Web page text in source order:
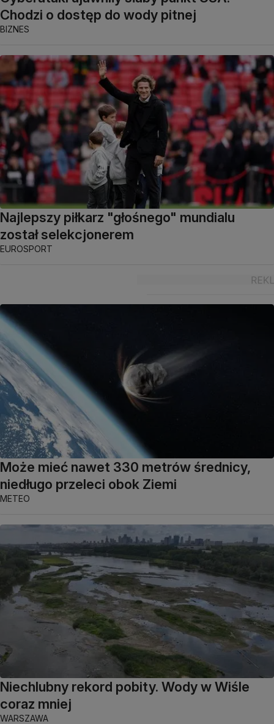
Chodzi o dostęp do wody pitnej
BIZNES
Najlepszy piłkarz "głośnego" mundialu
został selekcjonerem
EUROSPORT
Może mieć nawet 330 metrów średnicy,
niedługo przeleci obok Ziemi
METEO
Niechlubny rekord pobity. Wody w Wiśle
coraz mniej
WARSZAWA